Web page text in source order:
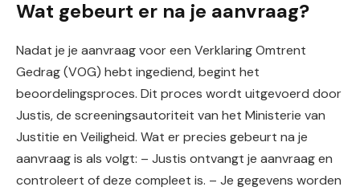
Wat gebeurt er na je aanvraag?
Nadat je je aanvraag voor een Verklaring Omtrent
Gedrag (VOG) hebt ingediend, begint het
beoordelingsproces. Dit proces wordt uitgevoerd door
Justis, de screeningsautoriteit van het Ministerie van
Justitie en Veiligheid. Wat er precies gebeurt na je
aanvraag is als volgt: – Justis ontvangt je aanvraag en
controleert of deze compleet is. – Je gegevens worden